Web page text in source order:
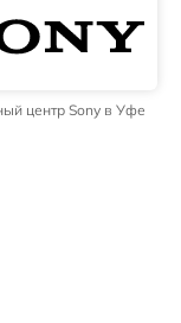
центр Sony в Уфе